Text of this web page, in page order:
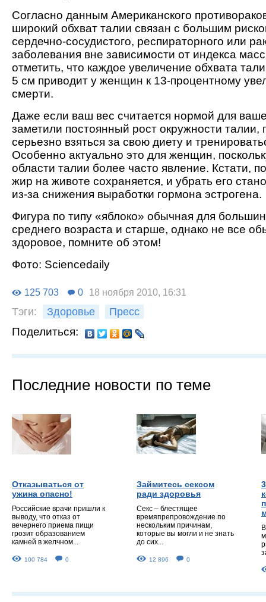
Согласно данным Американского
широкий обхват талии связан с большим
сердечно-сосудистого, респираторного или
заболевания вне зависимости от индекса
отметить, что каждое увеличение обхвата
5 см приводит у женщин к 13-процентному
смерти.
Даже если ваш вес считается нормой для
заметили постоянный рост окружности
серьезно взяться за свою диету и
Особенно актуально это для женщин,
области талии более часто явление. Кстати,
жир на животе сохраняется, и убрать его
из-за снижения выработки гормона эстрогена.
Фигура по типу «яблоко» обычная для
среднего возраста и старше, однако не все
здоровое, помните об этом!
Фото: Sciencedaily
125 703 0 18 ноября 2010, 16:31
Тэги: Здоровье Пресс
Поделиться:
Последние новости по теме
Отказываться от
ужина опасно!
Российские врачи пришли к
выводу, что отказ от
вечернего приема пищи
грозит образованием
камней в желчном...
100 784 0
Займитесь сексом
ради здоровья
Секс – блестящее
времяпрепровождение по
нескольким причинам,
которые вы могли и не знать
до сих...
12 896 0